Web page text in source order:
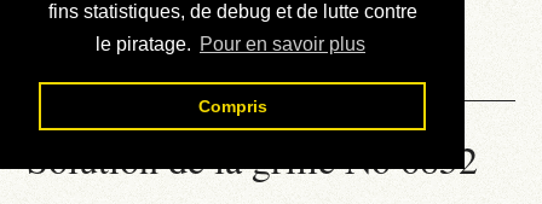
fins statistiques, de debug et de lutte contre
le piratage. Pour en savoir plus
Compris
Téléchargement
Contact
Solution de la grille No 6852